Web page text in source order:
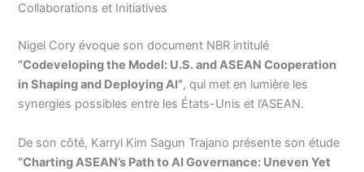
Collaborations et Initiatives
Nigel Cory évoque son document NBR intitulé
“Codeveloping the Model: U.S. and ASEAN Cooperation
in Shaping and Deploying AI”, qui met en lumière les
synergies possibles entre les États-Unis et l’ASEAN.
De son côté, Karryl Kim Sagun Trajano présente son étude
“Charting ASEAN’s Path to AI Governance: Uneven Yet